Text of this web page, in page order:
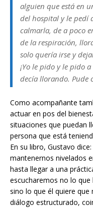
alguien que está en
del hospital y le pedí
calmarla, de a poco
de la respiración,
solo quería irse y
¡Yo le pido y le pido
decía llorando. Pude
Como acompañante
actuar en pos del
situaciones que puedan
persona que está
En su libro, Gustavo
mantenernos nivelados
hasta llegar a una
escucharemos no lo
sino lo que él quiere
diálogo estructurado,